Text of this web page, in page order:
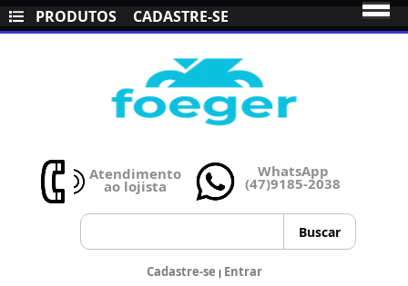
PRODUTOS CADASTRE-SE
Atendimento
ao lojista
WhatsApp
(47)9185-2038
Cadastre-se | Entrar